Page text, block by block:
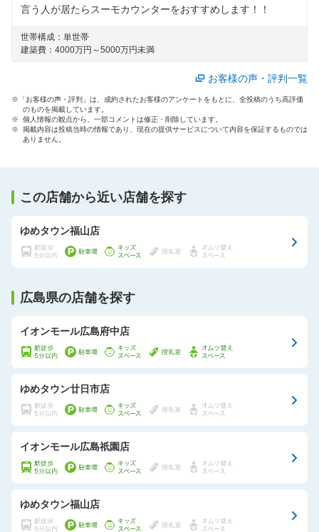
言う人が居たらスーモカウンターをおすすめします！！
世帯構成： 単世帯
建築費： 4000万円～5000万円未満
お客様の声・評判一覧
※「お客様の声・評判」は、成約されたお客様のアンケートをもとに、全投稿のうち高評価
のものを掲載しています。
※ 個人情報の観点から、一部コメントは修正・削除しています。
※ 掲載内容は投稿当時の情報であり、現在の提供サービスについて内容を保証するものでは
ありません。
この店舗から近い店舗を探す
ゆめタウン福山店
広島県の店舗を探す
イオンモール広島府中店
ゆめタウン廿日市店
イオンモール広島祇園店
ゆめタウン福山店